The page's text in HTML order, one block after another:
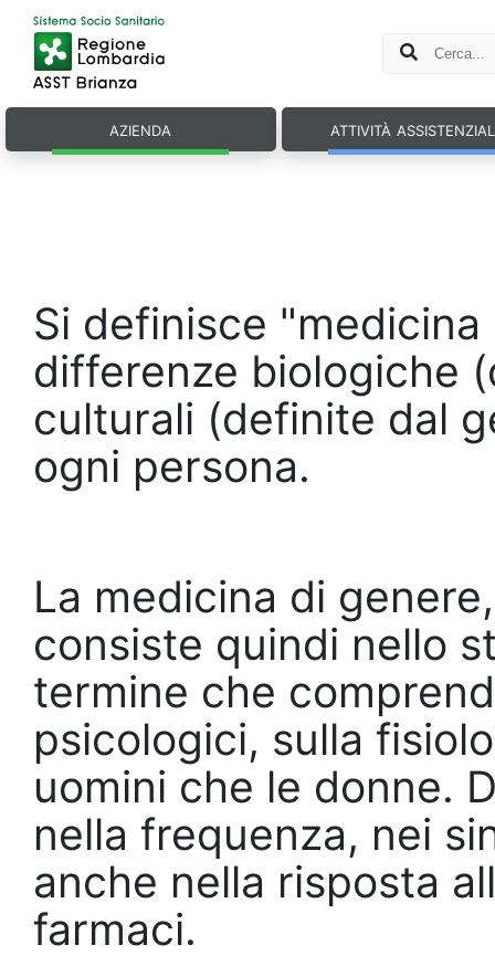
azienda attività
Si definisce
differenze biologiche
culturali (definite dal
ogni persona.
La medicina di
consiste quindi nello
termine che
psicologici, sulla
uomini che le donne.
nella frequenza, nei
anche nella risposta
farmaci.